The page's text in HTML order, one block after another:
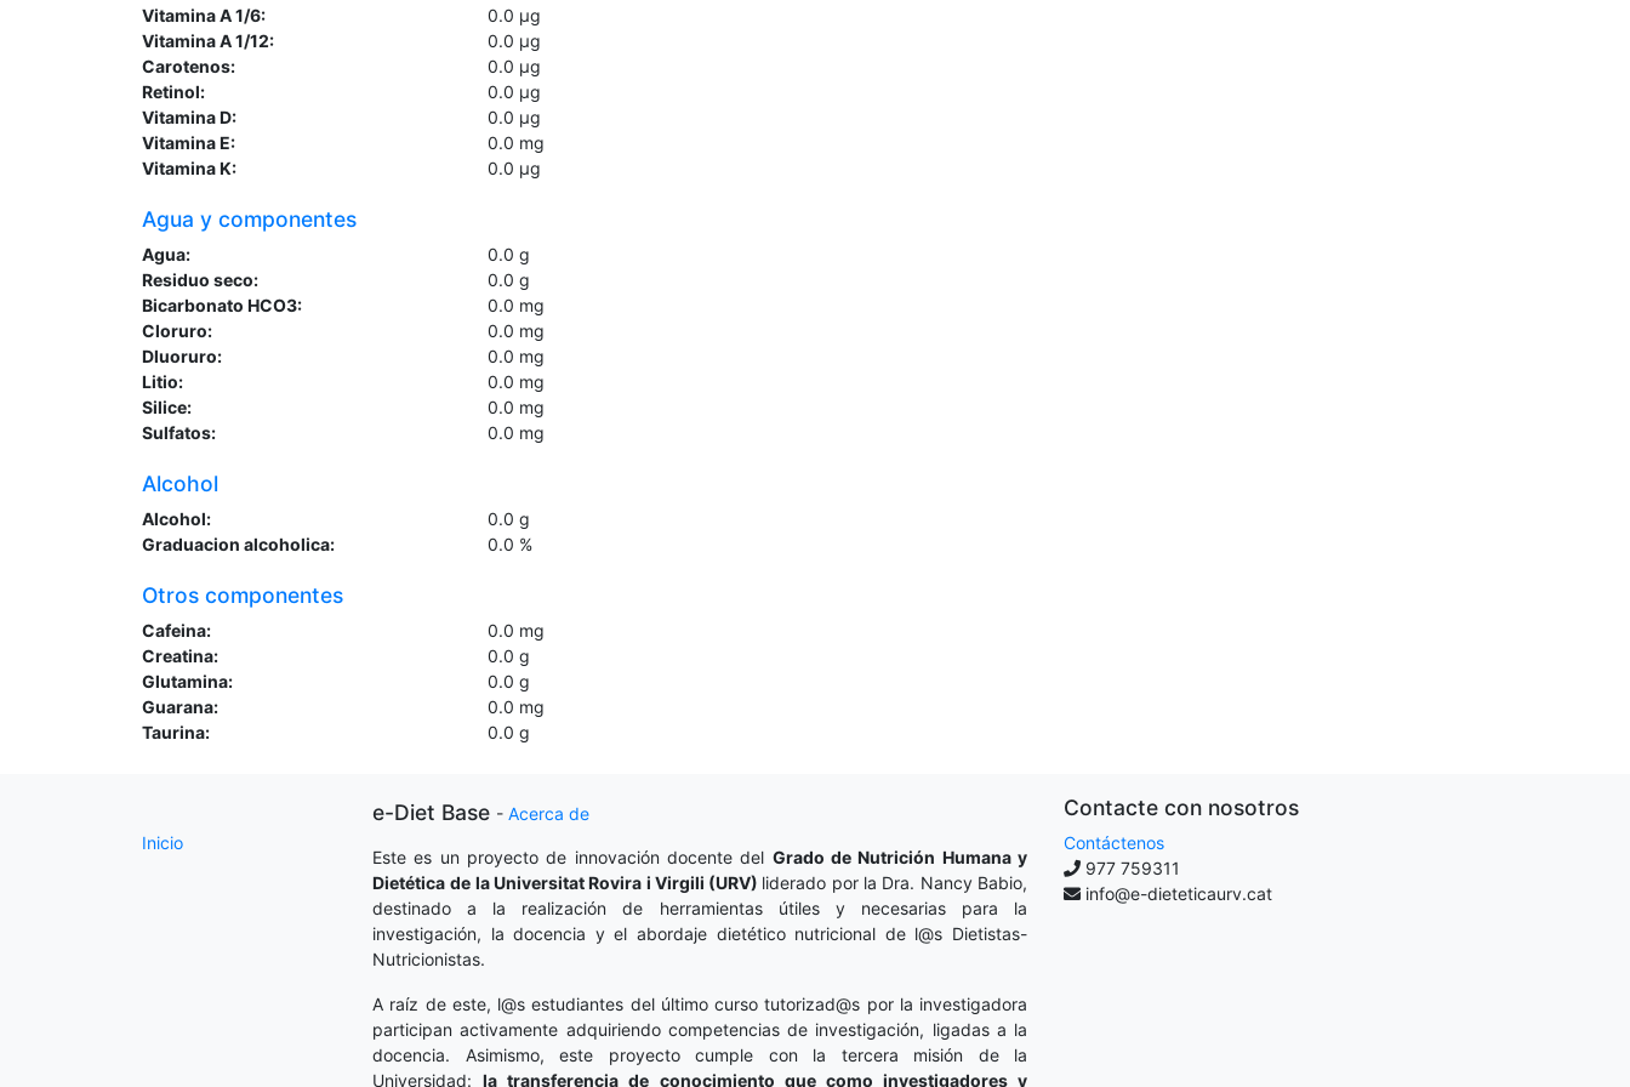
Vitamina A 1/6: 0.0 µg
Vitamina A 1/12:
0.0 µg
Carotenos:
0.0 µg
Retinol:
0.0 µg
Vitamina D:
0.0 µg
Vitamina E:
0.0 mg
Vitamina K:
0.0 µg
Agua y componentes
Agua: 0.0 g
Residuo seco:
0.0 g
Bicarbonato HCO3:
0.0 mg
Cloruro:
0.0 mg
Dluoruro:
0.0 mg
Litio:
0.0 mg
Silice:
0.0 mg
Sulfatos:
0.0 mg
Alcohol
Alcohol: 0.0 g
Graduacion alcoholica:
0.0 %
Otros componentes
Cafeina: 0.0 mg
Creatina:
0.0 g
Glutamina:
0.0 g
Guarana:
0.0 mg
Taurina:
0.0 g
Inicio
e-Diet Base - Acerca de
Este es un proyecto de innovación docente del Grado de Nutrición Humana y
Dietética de la Universitat Rovira i Virgili (URV) liderado por la Dra. Nancy Babio,
destinado a la realización de herramientas útiles y necesarias para la
investigación, la docencia y el abordaje dietético nutricional de l@s Dietistas-
Nutricionistas.
A raíz de este, l@s estudiantes del último curso tutorizad@s por la investigadora
participan activamente adquiriendo competencias de investigación, ligadas a la
docencia. Asimismo, este proyecto cumple con la tercera misión de la
Universidad:la transferencia de conocimiento que como investigadores y
Contacte con nosotros
Contáctenos
977 759311
info@e-dieteticaurv.cat